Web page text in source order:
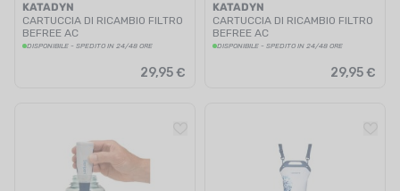
KATADYN
CARTUCCIA DI RICAMBIO FILTRO
BEFREE AC
DISPONIBILE - SPEDITO IN 24/48 ORE
29,95 €
KATADYN
CARTUCCIA DI RICAMBIO FILTRO
BEFREE AC
DISPONIBILE - SPEDITO IN 24/48 ORE
29,95 €